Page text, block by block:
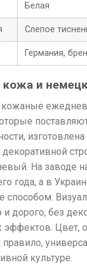
Белая
Слепое
Германия,
кожа и
кожаные
изготовлена
На заводе
года, а в
способом.
и дорого, без
эффектов. Цвет,
культуре.